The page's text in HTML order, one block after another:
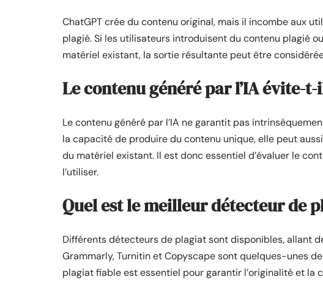
ChatGPT crée du contenu original, mais il incombe aux
plagié. Si les utilisateurs introduisent du contenu plagié
matériel existant, la sortie résultante peut être
Le contenu généré par l’IA évite-
Le contenu généré par l’IA ne garantit pas
la capacité de produire du contenu unique, elle peut
du matériel existant. Il est donc essentiel d’évaluer le
l’utiliser.
Quel est le meilleur détecteur de
Différents détecteurs de plagiat sont disponibles, allant
Grammarly, Turnitin et Copyscape sont quelques-unes
plagiat fiable est essentiel pour garantir l’originalité et la